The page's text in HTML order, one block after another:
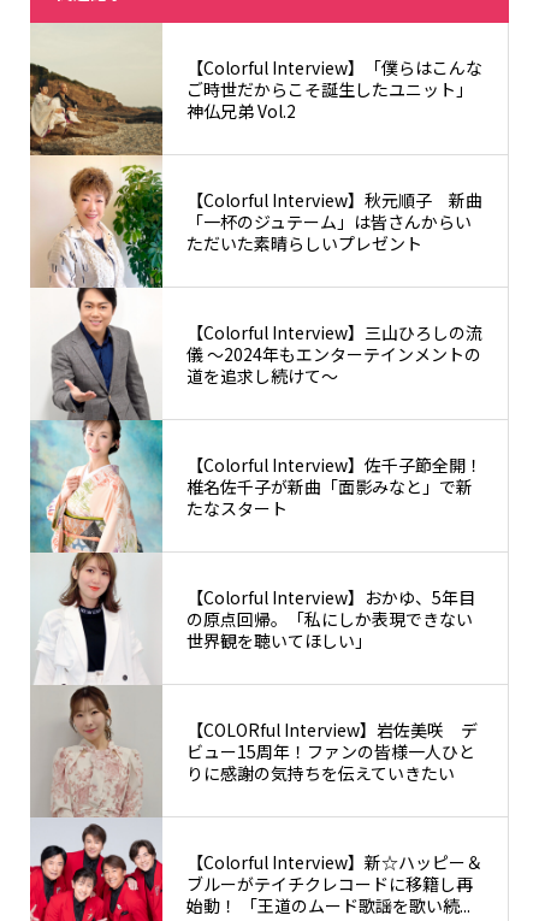
【Colorful Interview】「僕らはこんな
ご時世だからこそ誕生したユニット」
神仏兄弟 Vol.2
【Colorful Interview】秋元順子 新曲
「一杯のジュテーム」は皆さんからい
ただいた素晴らしいプレゼント
【Colorful Interview】三山ひろしの流
儀 〜2024年もエンターテインメントの
道を追求し続けて〜
【Colorful Interview】佐千子節全開！
椎名佐千子が新曲「面影みなと」で新
たなスタート
【Colorful Interview】おかゆ、5年目
の原点回帰。「私にしか表現できない
世界観を聴いてほしい」
【COLORful Interview】岩佐美咲 デ
ビュー15周年！ファンの皆様一人ひと
りに感謝の気持ちを伝えていきたい
【Colorful Interview】新☆ハッピー＆
ブルーがテイチクレコードに移籍し再
始動！ 「王道のムード歌謡を歌い続...